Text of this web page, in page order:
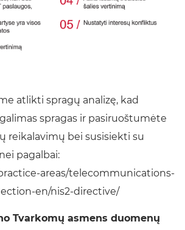
atlikti spragų analizę, kad
spragas ir pasiruoštumėte
reikalavimų bei susisiekti su
pagalbai:
areas/telecommunications-
en/nis2-directive/
Tvarkomų asmens duomenų